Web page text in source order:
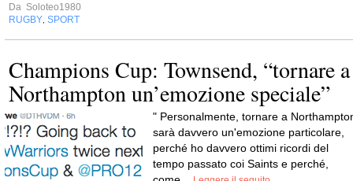
Da Soloteo1980
RUGBY SPORT
Champions Cup: Townsend, “tornare a
Northampton un’emozione speciale”
" Personalmente, tornare a
sarà davvero un'emozione particolare,
perché ho davvero ottimi ricordi del
tempo passato coi Saints e perché,